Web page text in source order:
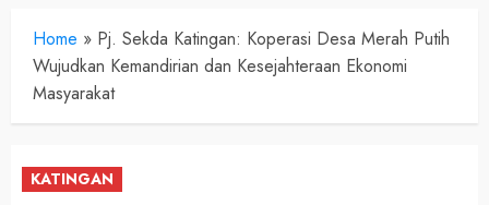
Home » Pj. Sekda Katingan: Koperasi Desa Merah Putih
Wujudkan Kemandirian dan Kesejahteraan Ekonomi
Masyarakat
KATINGAN